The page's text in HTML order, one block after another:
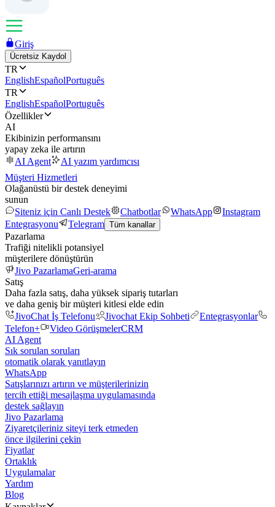
Giriş
Ücretsiz Kaydol
TR
EnglishEspañolPortuguês
TR
EnglishEspañolPortuguês
Özellikler
AI
Ekibinizin performansını
yapay zeka ile artırın
AI Agent
AI yazım yardımcısı
Müşteri Hizmetleri
Olağanüstü bir destek deneyimi
sunun
Siteniz için Canlı Destek
Chatbotlar WhatsApp
Instagram
Entegrasyonu
Telegram Tüm kanallar
Pazarlama
Trafiği nitelikli potansiyel
müşterilere dönüştürün
Jivo PazarlamaGeri-arama
Satış
Daha fazla satış, daha yüksek sipariş tutarları
ve daha geniş bir müşteri kitlesi elde edin
JivoChat İş Telefonu
Jivochat Ekip Sohbeti
Entegrasyonlar
Telefon+
Video GörüşmelerCRM
AI Agent
Sık sorulan soruları
otomatik olarak yanıtlayın
WhatsApp
Satışlarınızı artırın ve müşterilerinizin
tercih ettiği mesajlaşma uygulamasında
destek sağlayın
Jivo Pazarlama
Ziyaretçileriniz siteyi terk etmeden
önce ilgilerini çekin
Fiyatlar
Ortaklık
Uygulamalar
Yardım
Blog